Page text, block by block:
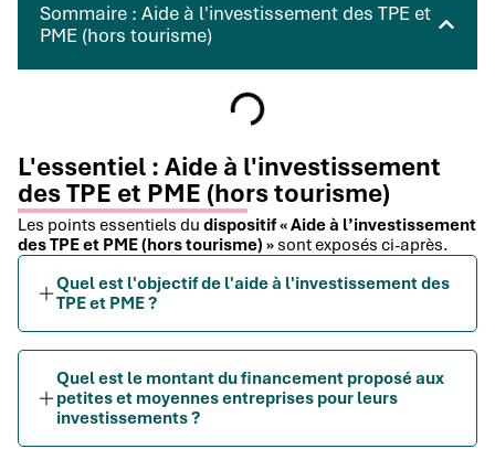
Sommaire : Aide à l'investissement des TPE et
PME (hors tourisme)
L'essentiel : Aide à l'investissement
des TPE et PME (hors tourisme)
Les points essentiels du dispositif « Aide à l’investissement
des TPE et PME (hors tourisme) » sont exposés ci-après.
Quel est l'objectif de l'aide à l'investissement des
TPE et PME ?
Quel est le montant du financement proposé aux
petites et moyennes entreprises pour leurs
investissements ?